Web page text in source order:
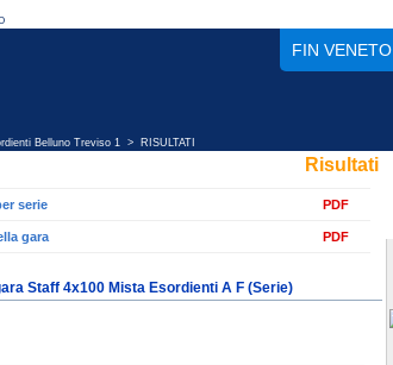
FIN VENETO
Belluno Treviso 1 > RISULTATI
Risultati
serie PDF
gara PDF
Staff 4x100 Mista Esordienti A F (Serie)